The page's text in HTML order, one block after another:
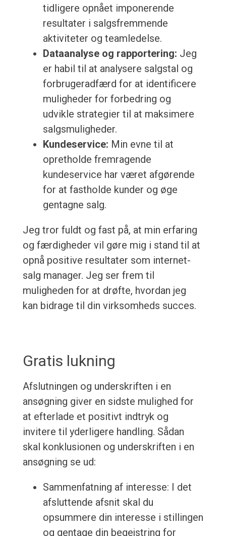
tidligere opnået imponerende
resultater i salgsfremmende
aktiviteter og teamledelse.
Dataanalyse og rapportering: Jeg
er habil til at analysere salgstal og
forbrugeradfærd for at identificere
muligheder for forbedring og
udvikle strategier til at maksimere
salgsmuligheder.
Kundeservice: Min evne til at
opretholde fremragende
kundeservice har været afgørende
for at fastholde kunder og øge
gentagne salg.
Jeg tror fuldt og fast på, at min erfaring
og færdigheder vil gøre mig i stand til at
opnå positive resultater som internet-
salg manager. Jeg ser frem til
muligheden for at drøfte, hvordan jeg
kan bidrage til din virksomheds succes.
Gratis lukning
Afslutningen og underskriften i en
ansøgning giver en sidste mulighed for
at efterlade et positivt indtryk og
invitere til yderligere handling. Sådan
skal konklusionen og underskriften i en
ansøgning se ud:
Sammenfatning af interesse: I det
afsluttende afsnit skal du
opsummere din interesse i stillingen
og gentage din begejstring for